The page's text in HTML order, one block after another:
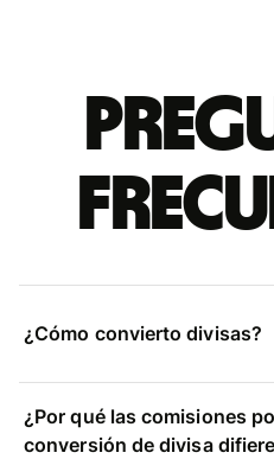
¿Cómo convierto divisas?
¿Por qué las comisiones
conversión de divisa